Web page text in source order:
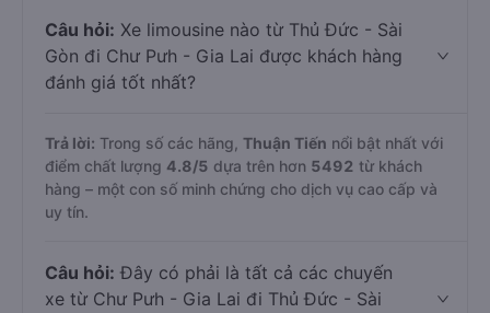
Câu hỏi: Xe limousine nào từ Thủ Đức - Sài
Gòn đi Chư Pưh - Gia Lai được khách hàng
đánh giá tốt nhất?
Trả lời: Trong số các hãng, Thuận Tiến nổi bật nhất với
điểm chất lượng 4.8/5 dựa trên hơn 5492 từ khách
hàng – một con số minh chứng cho dịch vụ cao cấp và
uy tín.
Câu hỏi: Đây có phải là tất cả các chuyến
xe từ Chư Pưh - Gia Lai đi Thủ Đức - Sài